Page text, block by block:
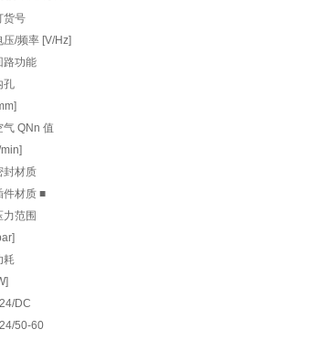
货号
压/频率 [V/Hz]
路功能
孔
气 QNn 值
min]
封材质
件材质 ■
力范围
耗
DC
50-60